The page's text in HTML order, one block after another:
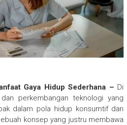
Gaya Hidup Sederhana – Di
perkembangan teknologi yang
dalam pola hidup konsumtif dan
konsep yang justru membawa